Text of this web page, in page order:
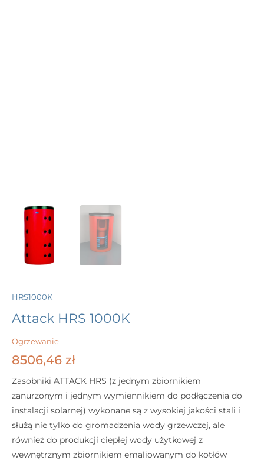
HRS1000K
Attack HRS 1000K
Ogrzewanie
8506,46 zł
Zasobniki ATTACK HRS (z jednym zbiornikiem
zanurzonym i jednym wymiennikiem do podłączenia do
instalacji solarnej) wykonane są z wysokiej jakości stali i
służą nie tylko do gromadzenia wody grzewczej, ale
również do produkcji ciepłej wody użytkowej z
wewnętrznym zbiornikiem emaliowanym do kotłów